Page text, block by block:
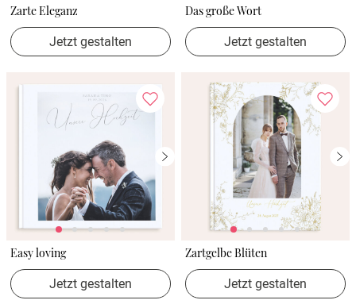
Zarte Eleganz
Jetzt gestalten
Das große Wort
Jetzt gestalten
Easy loving
Jetzt gestalten
Zartgelbe Blüten
Jetzt gestalten